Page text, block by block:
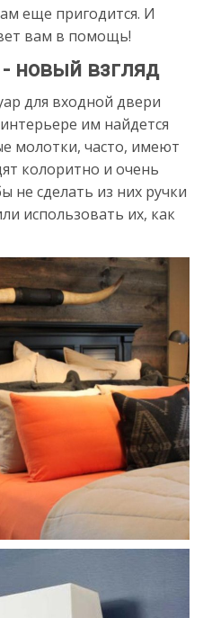
еще пригодится. И
вам в помощь!
новый взгляд
для входной двери
им найдется
молотки, часто, имеют
колоритно и очень
не сделать из них ручки
использовать их, как